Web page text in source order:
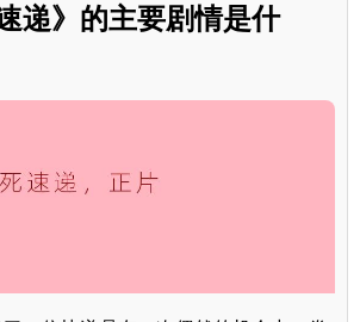
递》的主要剧情是什